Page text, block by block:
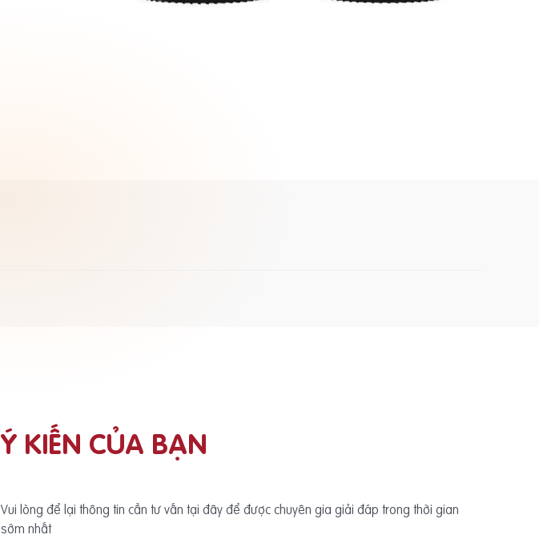
Ý KIẾN CỦA BẠN
Vui lòng để lại thông tin cần tư vấn tại đây để được chuyên gia giải đáp trong thời gian
sớm nhất